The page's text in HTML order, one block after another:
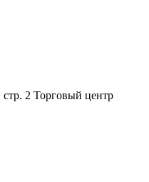
2 Торговый центр